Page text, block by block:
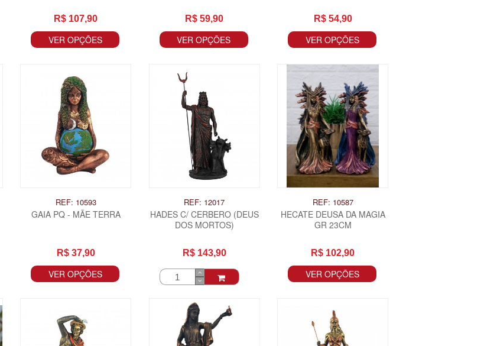
R$ 107,90
VER OPÇÕES
R$ 59,90
VER OPÇÕES
R$ 54,90
VER OPÇÕES
REF: 10593
GAIA PQ - MÃE TERRA
R$ 37,90
VER OPÇÕES
REF: 12017
HADES C/ CERBERO (DEUS
DOS MORTOS)
R$ 143,90
REF: 10587
HECATE DEUSA DA MAGIA
GR 23CM
R$ 102,90
VER OPÇÕES